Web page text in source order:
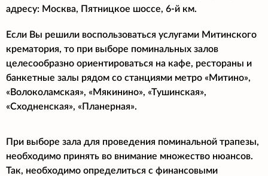
адресу: Москва, Пятницкое шоссе, 6-й км.
Если Вы решили воспользоваться услугами Митинского
крематория, то при выборе поминальных залов
целесообразно ориентироваться на кафе, рестораны и
банкетные залы рядом со станциями метро «Митино»,
«Волоколамская», «Мякинино», «Тушинская»,
«Сходненская», «Планерная».
При выборе зала для проведения поминальной трапезы,
необходимо принять во внимание множество нюансов.
Так, необходимо определиться с финансовыми